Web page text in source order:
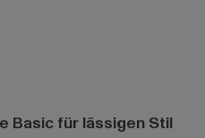
EUR
Basic für lässigen Stil